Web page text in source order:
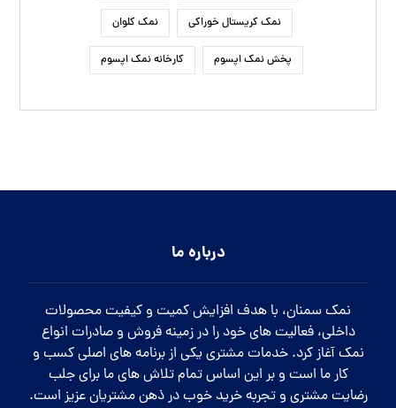
نمک کریستال خوراکی نمک کلوان
پخش نمک اپسوم کارخانه نمک اپسوم
درباره ما
نمک سمنان، با هدف افزایش کمیت و کیفیت محصولات
داخلی، فعالیت های خود را در زمینه فروش و صادرات انواع
نمک آغاز کرد. خدمات مشتری یکی از برنامه های اصلی کسب و
کار ما است و بر این اساس تمام تلاش های ما برای جلب
رضایت مشتری و تجربه خرید خوب در ذهن مشتریان عزیز است.